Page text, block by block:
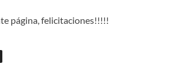
página, felicitaciones!!!!!